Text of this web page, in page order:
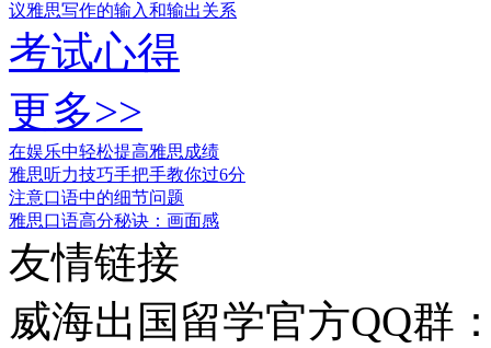
议雅思写作的输入和输出关系
考试心得
更多>>
在娱乐中轻松提高雅思成绩
雅思听力技巧手把手教你过6分
注意口语中的细节问题
雅思口语高分秘诀：画面感
友情链接
威海出国留学官方QQ群